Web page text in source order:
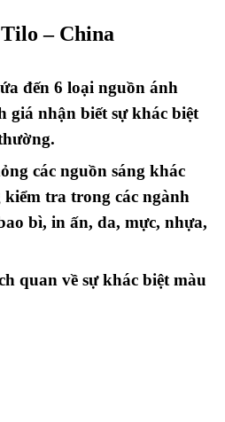
Tilo – China
đến 6 loại nguồn ánh
giá nhận biết sự khác biệt
các nguồn sáng khác
tra trong các ngành
bì, in ấn, da, mực, nhựa,
quan về sự khác biệt màu